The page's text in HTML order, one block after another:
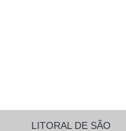
LITORAL DE SÃO